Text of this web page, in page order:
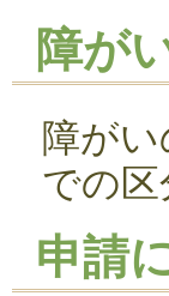
障が
障が
での区
申請